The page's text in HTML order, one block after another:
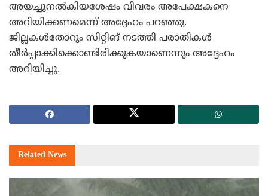
അയച്ചുനല്‍കിയശേഷം വിവരം അപേക്ഷകനെ
അറിയിക്കണമെന്ന് അദ്ദേഹം പറഞ്ഞു.
ജില്ലകള്‍തോറും സിറ്റിങ് നടത്തി പരാതികള്‍
തീര്‍പ്പാക്കിക്കൊണ്ടിരിക്കുകയാണെന്നും അദ്ദേഹം
അറിയിച്ചു.
Related News